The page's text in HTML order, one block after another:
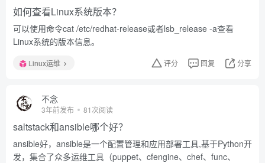
如何查看Linux系统版本？
可以使用命令cat /etc/redhat-release或者lsb_release -a查看
Linux系统的版本信息。
Linux运维 评分 回复 分享
不念
3年前发布 81次阅读
saltstack和ansible哪个好？
ansible好，ansible是一个配置管理和应用部署工具,基于Python开
发，集合了众多运维工具（puppet、cfengine、chef、func、